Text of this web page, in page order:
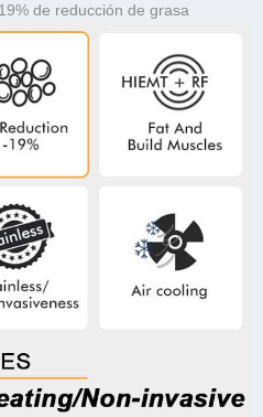
de reducción de grasa